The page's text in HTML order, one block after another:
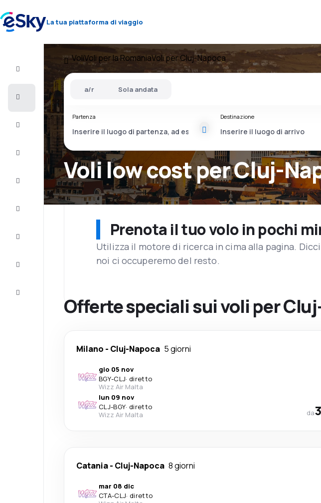
La tua piattaforma di viaggio
Volo+Hotel
Pernottamenti
VoliVoli per la RomaniaVoli per Cluj-Napoca
Voli low cost per Cluj-
a/r Sola andata
Partenza Destinazione
Prenota il tuo volo in pochi
Utilizza il motore di ricerca in cima alla pagina.
noi ci occuperemo del resto.
Offerte speciali sui voli per
Milano - Cluj-Napoca 5 giorni
gio 05 nov
BGY-CLJ· diretto
Wizz Air Malta
lun 09 nov
CLJ-BGY· diretto
Wizz Air Malta
da
Catania- Cluj-Napoca 8 giorni
mar 08 dic
CTA-CLJ· diretto